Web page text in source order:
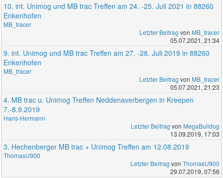
10. int. Unimog und MB trac Treffen am 24. -25. Juli 2021 in 88260
Enkenhofen
MB_tracer
Letzter Beitrag von MB_tracer
05.07.2021, 21:34
9. int. Unimog und MB trac Treffen am 27. -28. Juli 2019 in 88260
Enkenhofen
MB_tracer
Letzter Beitrag von MB_tracer
05.07.2021, 21:23
4. MB trac u. Unimog Treffen Neddenaverbergen in Kreepen
7.-8.9.2019
Hans-Hermann
Letzter Beitrag von MegaBulldog
13.09.2019, 17:03
3. Hechenberger MB trac + Unimog Treffen am 12.08.2019
ThomasU900
Letzter Beitrag von ThomasU900
29.07.2019, 07:56